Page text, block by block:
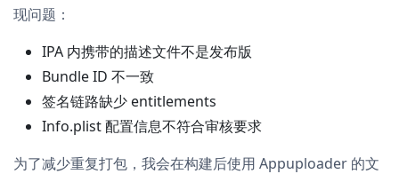
现问题：
IPA 内携带的描述文件不是发布版
Bundle ID 不一致
签名链路缺少 entitlements
Info.plist 配置信息不符合审核要求
为了减少重复打包，我会在构建后使用 Appuploader 的文